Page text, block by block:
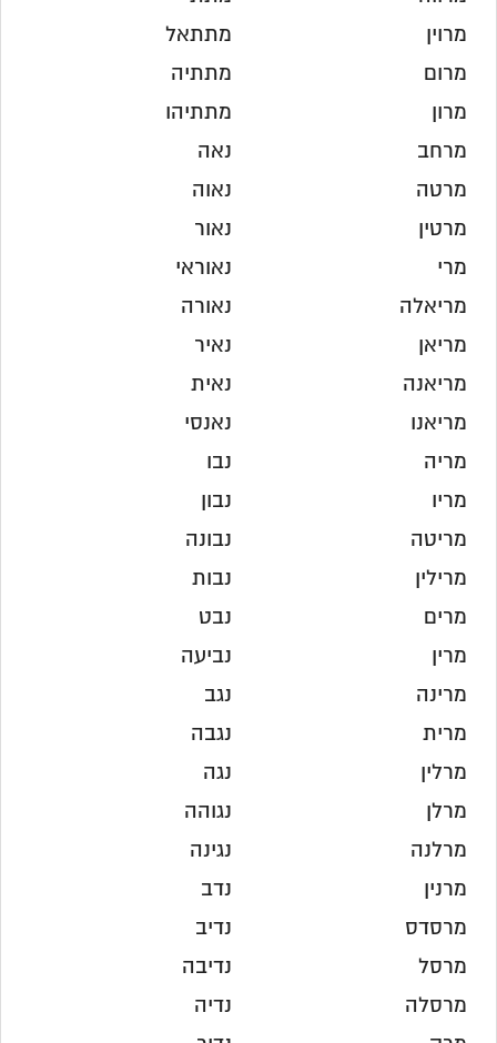
מרוין
מרום
מרון
מרחב
מרטה
מרטין
מרי
מריאלה
מריאן
מריאנה
מריאנו
מריה
מריו
מריטה
מרילין
מרים
מרין
מרינה
מרית
מרלין
מרלן
מרלנה
מרנין
מרסדס
מרסל
מרסלה
מתתאל
מתתיה
מתתיהו
נאה
נאוה
נאור
נאוראי
נאורה
נאיר
נאית
נאנסי
נבו
נבון
נבונה
נבות
נבט
נביעה
נגב
נגבה
נגה
נגוהה
נגינה
נדב
נדיב
נדיבה
נדיה